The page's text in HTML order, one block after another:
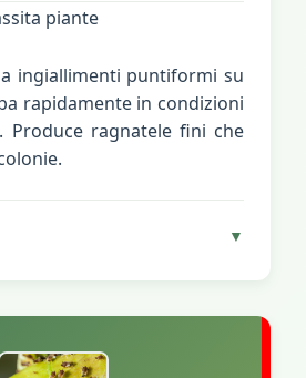
piante
ingiallimenti puntiformi su
rapidamente in condizioni
Produce ragnatele fini che
▼